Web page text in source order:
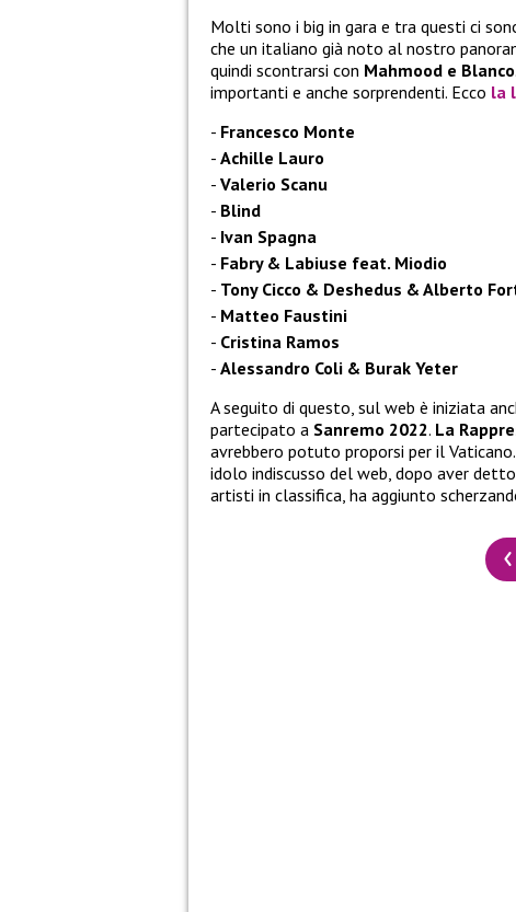
Molti sono i big in gara e tra questi ci
che un italiano già noto al nostro
quindi scontrarsi con Mahmood e Blanco
importanti e anche sorprendenti. Ecco la
Francesco Monte
Achille Lauro
Valerio Scanu
Blind
Ivan Spagna
Fabry & Labiuse feat. Miodio
Tony Cicco & Deshedus & Alberto
Matteo Faustini
Cristina Ramos
Alessandro Coli & Burak Yeter
A seguito di questo, sul web è iniziata
partecipato a Sanremo 2022. La
avrebbero potuto proporsi per il
idolo indiscusso del web, dopo aver
artisti in classifica, ha aggiunto